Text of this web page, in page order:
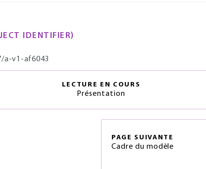
IDENTIFIER)
a-v1-af6043
LECTURE EN COURS
Présentation
PAGE SUIVANTE
Cadre du modèle